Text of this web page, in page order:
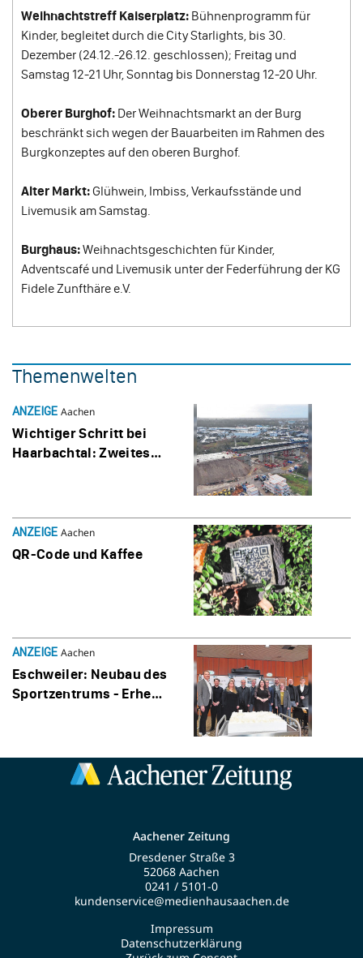
Weihnachtstreff Kaiserplatz: Bühnenprogramm für
Kinder, begleitet durch die City Starlights, bis 30.
Dezember (24.12.-26.12. geschlossen); Freitag und
Samstag 12-21 Uhr, Sonntag bis Donnerstag 12-20 Uhr.
Oberer Burghof: Der Weihnachtsmarkt an der Burg
beschränkt sich wegen der Bauarbeiten im Rahmen des
Burgkonzeptes auf den oberen Burghof.
Alter Markt: Glühwein, Imbiss, Verkaufsstände und
Livemusik am Samstag.
Burghaus:Weihnachtsgeschichten für Kinder,
Adventscafé und Livemusik unter der Federführung der KG
Fidele Zunfthäre e.V.
Themenwelten
ANZEIGE Aachen
Wich­tiger Schritt bei
Haar­bachtal: Zweites
ANZEIGE Aachen
QR-Code und Kaffee
ANZEIGE Aachen
Esch­weiler: Neubau des
Sport­zen­trums - Erheb­
Aachener Zeitung
Dresdener Straße 3
52068 Aachen
0241 / 5101-0
kundenservice@medienhausaachen.de
Impressum
Datenschutzerklärung